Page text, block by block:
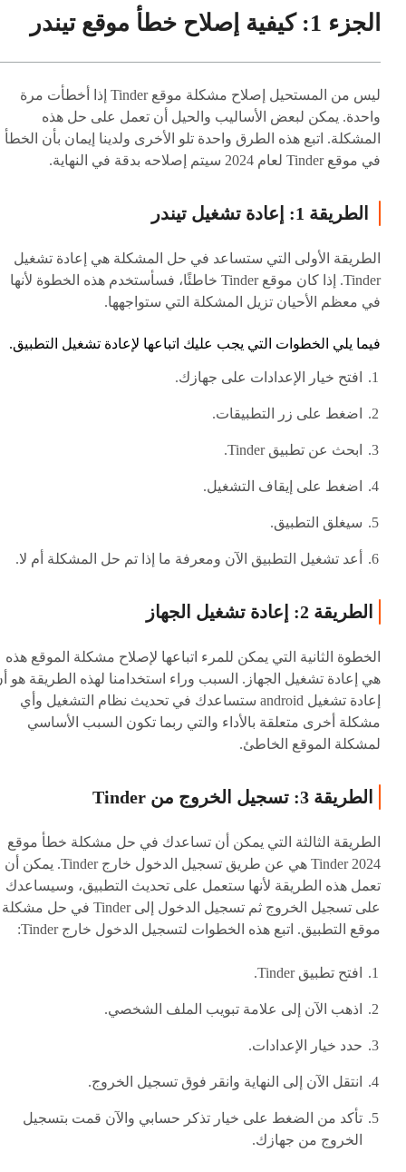
الجزء 1: كيفية إصلاح خطأ موقع تيندر
ليس من المستحيل إصلاح مشكلة موقع Tinder إذا أخطأت مرة
واحدة. يمكن لبعض الأساليب والحيل أن تعمل على حل هذه
المشكلة. اتبع هذه الطرق واحدة تلو الأخرى ولدينا إيمان بأن الخطأ
في موقع Tinder لعام 2024 سيتم إصلاحه بدقة في النهاية.
الطريقة 1: إعادة تشغيل تيندر
الطريقة الأولى التي ستساعد في حل المشكلة هي إعادة تشغيل
Tinder. إذا كان موقع Tinder خاطئًا، فسأستخدم هذه الخطوة لأنها
في معظم الأحيان تزيل المشكلة التي ستواجهها.
فيما يلي الخطوات التي يجب عليك اتباعها لإعادة تشغيل التطبيق.
افتح خيار الإعدادات على جهازك.
اضغط على زر التطبيقات.
ابحث عن تطبيق Tinder.
اضغط على إيقاف التشغيل.
سيغلق التطبيق.
أعد تشغيل التطبيق الآن ومعرفة ما إذا تم حل المشكلة أم لا.
الطريقة 2: إعادة تشغيل الجهاز
الخطوة الثانية التي يمكن للمرء اتباعها لإصلاح مشكلة الموقع هذه
هي إعادة تشغيل الجهاز. السبب وراء استخدامنا لهذه الطريقة هو
إعادة تشغيل android ستساعدك في تحديث نظام التشغيل وأي
مشكلة أخرى متعلقة بالأداء والتي ربما تكون السبب الأساسي
لمشكلة الموقع الخاطئ.
الطريقة 3: تسجيل الخروج من Tinder
الطريقة الثالثة التي يمكن أن تساعدك في حل مشكلة خطأ موقع
Tinder 2024 هي عن طريق تسجيل الدخول خارج Tinder. يمكن أن
تعمل هذه الطريقة لأنها ستعمل على تحديث التطبيق، وسيساعدك
على تسجيل الخروج ثم تسجيل الدخول إلى Tinder في حل مشكلة
موقع التطبيق. اتبع هذه الخطوات لتسجيل الدخول خارج Tinder:
افتح تطبيق Tinder.
اذهب الآن إلى علامة تبويب الملف الشخصي.
حدد خيار الإعدادات.
انتقل الآن إلى النهاية وانقر فوق تسجيل الخروج.
تأكد من الضغط على خيار تذكر حسابي والآن قمت بتسجيل
الخروج من جهازك.